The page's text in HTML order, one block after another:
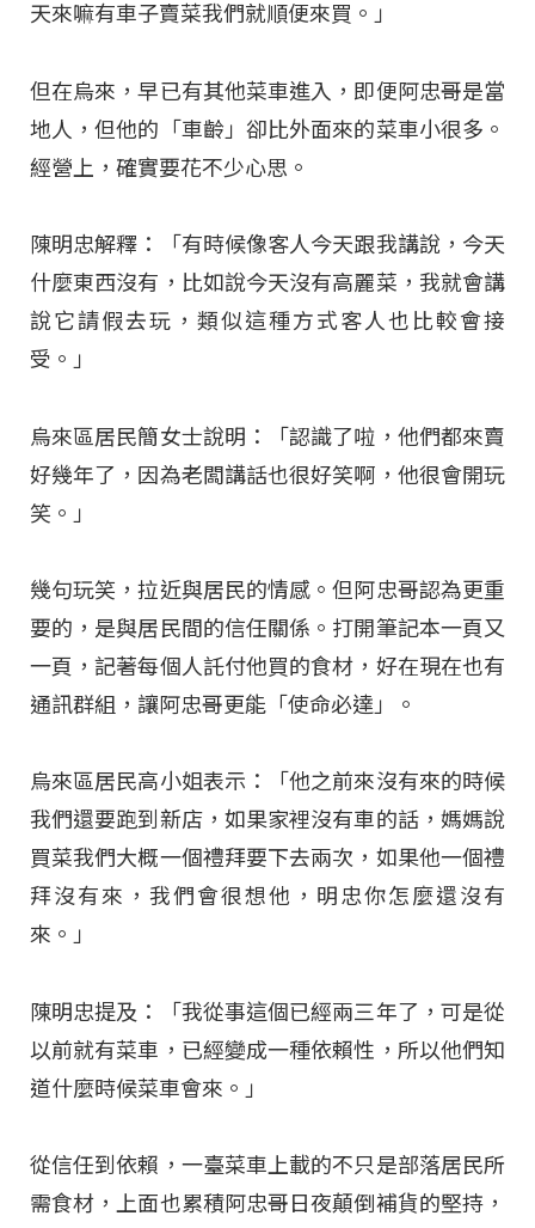
天來嘛有車子賣菜我們就順便來買。」
但在烏來，早已有其他菜車進入，即便阿忠哥是當
地人，但他的「車齡」卻比外面來的菜車小很多。
經營上，確實要花不少心思。
陳明忠解釋：「有時候像客人今天跟我講說，今天
什麼東西沒有，比如說今天沒有高麗菜，我就會講
說它請假去玩，類似這種方式客人也比較會接
受。」
烏來區居民簡女士說明：「認識了啦，他們都來賣
好幾年了，因為老闆講話也很好笑啊，他很會開玩
笑。」
幾句玩笑，拉近與居民的情感。但阿忠哥認為更重
要的，是與居民間的信任關係。打開筆記本一頁又
一頁，記著每個人託付他買的食材，好在現在也有
通訊群組，讓阿忠哥更能「使命必達」。
烏來區居民高小姐表示：「他之前來沒有來的時候
我們還要跑到新店，如果家裡沒有車的話，媽媽說
買菜我們大概一個禮拜要下去兩次，如果他一個禮
拜沒有來，我們會很想他，明忠你怎麼還沒有
來。」
陳明忠提及：「我從事這個已經兩三年了，可是從
以前就有菜車，已經變成一種依賴性，所以他們知
道什麼時候菜車會來。」
從信任到依賴，一臺菜車上載的不只是部落居民所
需食材，上面也累積阿忠哥日夜顛倒補貨的堅持，